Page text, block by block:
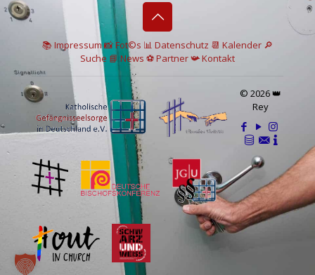
📚 Impressum📸Fot©s 📊 Datenschutz 📆 Kalender 🔎
Suche 📘 News ⚽Partner📯Kontakt
© 2026 👑
Rey